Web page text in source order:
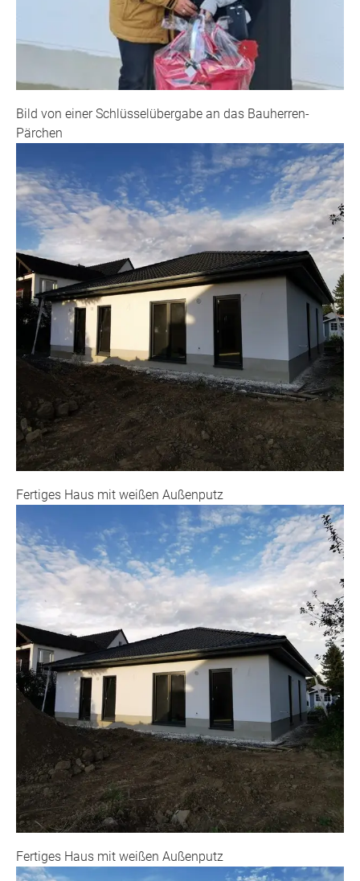
Bild von einer Schlüsselübergabe an das Bauherren-
Pärchen
Fertiges Haus mit weißen Außenputz
Fertiges Haus mit weißen Außenputz